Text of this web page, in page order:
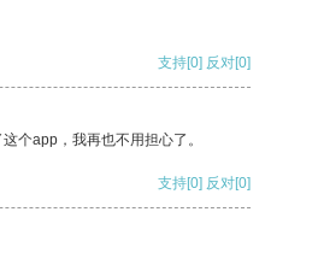
支持[0] 反对[0]
个app，我再也不用担心了。
支持[0] 反对[0]